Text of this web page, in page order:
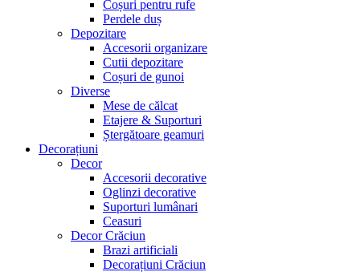
Coșuri pentru rufe
Perdele duș
Depozitare
Accesorii organizare
Cutii depozitare
Coșuri de gunoi
Diverse
Mese de călcat
Etajere & Suporturi
Ștergătoare geamuri
Decorațiuni
Decor
Accesorii decorative
Oglinzi decorative
Suporturi lumânari
Ceasuri
Decor Crăciun
Brazi artificiali
Decorațiuni Crăciun